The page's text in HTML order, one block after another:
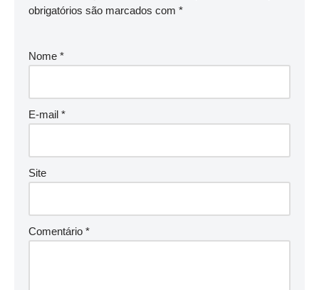
obrigatórios são marcados com *
Nome *
E-mail *
Site
Comentário *